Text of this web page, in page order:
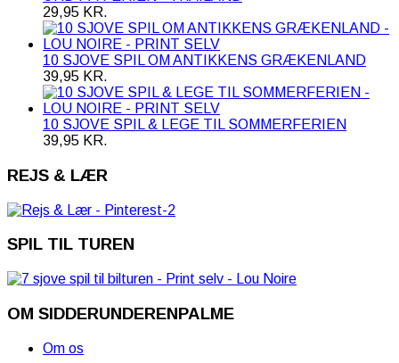
29,95 KR.
10 SJOVE SPIL OM ANTIKKENS GRÆKENLAND
39,95 KR.
10 SJOVE SPIL & LEGE TIL SOMMERFERIEN
39,95 KR.
REJS & LÆR
SPIL TIL TUREN
OM SIDDERUNDERENPALME
Om os